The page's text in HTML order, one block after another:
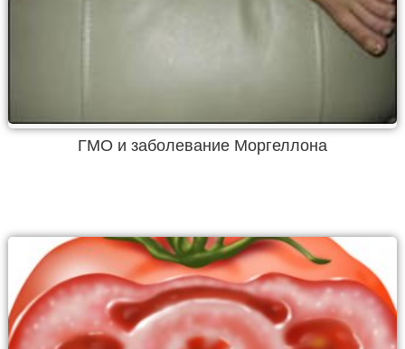
ГМО и заболевание Моргеллона